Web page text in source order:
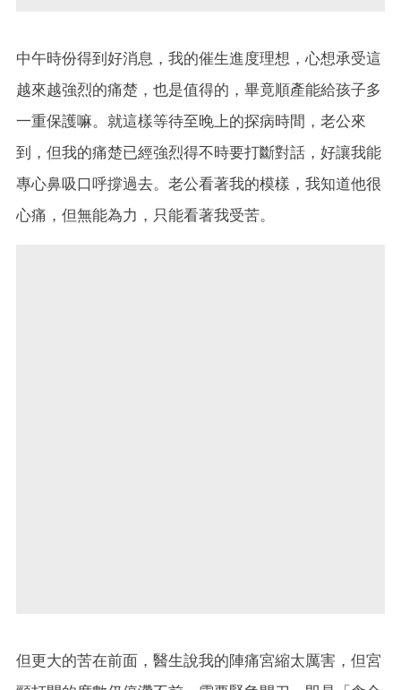
中午時份得到好消息，我的催生進度理想，心想承受這
越來越強烈的痛楚，也是值得的，畢竟順產能給孩子多
一重保護嘛。就這樣等待至晚上的探病時間，老公來
到，但我的痛楚已經強烈得不時要打斷對話，好讓我能
專心鼻吸口呼撐過去。老公看著我的模樣，我知道他很
心痛，但無能為力，只能看著我受苦。
但更大的苦在前面，醫生說我的陣痛宮縮太厲害，但宮